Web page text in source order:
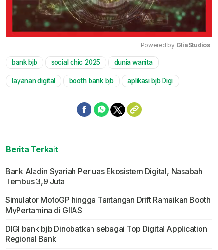
Powered by GliaStudios
bank bjb social chic 2025 dunia wanita
layanan digital booth bank bjb aplikasi bjb Digi
Berita Terkait
Bank Aladin Syariah Perluas Ekosistem Digital, Nasabah
Tembus 3,9 Juta
Simulator MotoGP hingga Tantangan Drift Ramaikan Booth
MyPertamina di GIIAS
DIGI bank bjb Dinobatkan sebagai Top Digital Application
Regional Bank